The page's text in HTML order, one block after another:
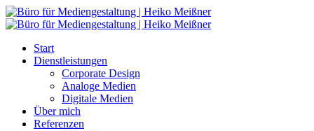
Start
Dienstleistungen
Corporate Design
Analoge Medien
Digitale Medien
Über mich
Referenzen